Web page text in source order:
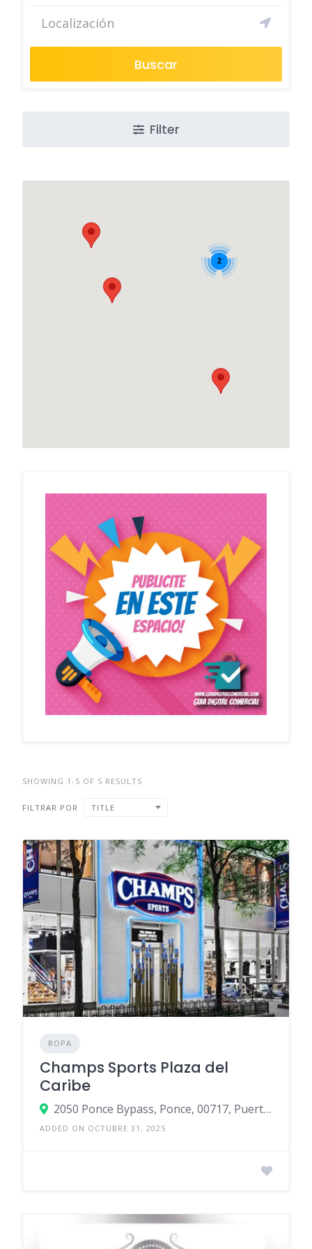
Buscar
Filter
2
SHOWING 1-5 OF 5 RESULTS
FILTRAR POR TITLE
ROPA
Champs Sports Plaza del
Caribe
2050 Ponce Bypass, Ponce, 00717, Puerto Rico
ADDED ON OCTUBRE 31, 2025